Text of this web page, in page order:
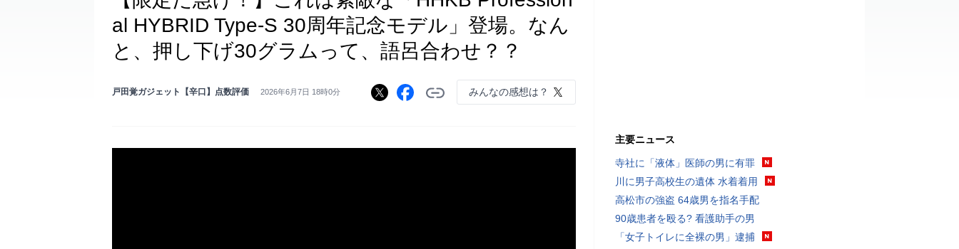
al HYBRID Type-S 30周年記念モデル」登場。なん
と、押し下げ30グラムって、語呂合わせ？？
戸田覚ガジェット【辛口】点数評価 2026年6月7日 18時0分 みんなの感想は？
主要ニュース
寺社に「液体」医師の男に有罪
川に男子高校生の遺体 水着着用
高松市の強盗 64歳男を指名手配
90歳患者を殴る? 看護助手の男
「女子トイレに全裸の男」逮捕